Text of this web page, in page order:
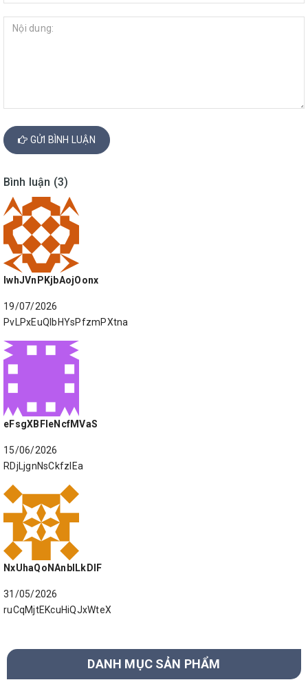
GỬI BÌNH LUẬN
Bình luận (3)
IwhJVnPKjbAojOonx
19/07/2026
PvLPxEuQIbHYsPfzmPXtna
eFsgXBFIeNcfMVaS
15/06/2026
RDjLjgnNsCkfzIEa
NxUhaQoNAnbILkDIF
31/05/2026
ruCqMjtEKcuHiQJxWteX
DANH MỤC SẢN PHẨM